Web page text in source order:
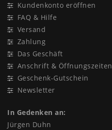
Kundenkonto eröffnen
FAQ & Hilfe
Versand
Zahlung
Das Geschäft
Anschrift & Öffnungszeiten
Geschenk-Gutschein
Newsletter
In Gedenken an:
Jürgen Duhn